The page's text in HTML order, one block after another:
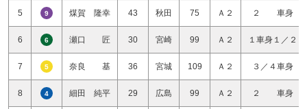
5 9 煤賀 隆幸 43 秋田 75 Ａ２ ２ 車身
6 6 瀬口 匠 30 宮崎 99 Ａ２ １車身１／２
7 5 奈良 基 36 宮城 109 Ａ２ ３／４車身
8 4 細田 純平 29 広島 99 Ａ２ ２ 車身